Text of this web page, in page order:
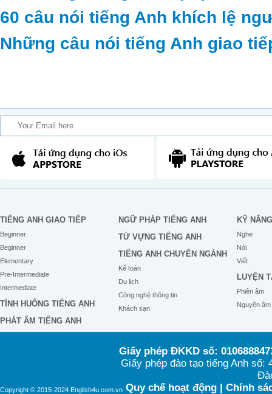
60 câu nói tiếng Anh khích lệ
Những câu nói tiếng Anh giao
TIẾNG ANH GIAO TIẾP
Beginner
Beginner
Elementary
Pre-Intermediate
Intermediate
TÌNH HUỐNG TIẾNG ANH
PHÁT ÂM TIẾNG ANH
NGỮ PHÁP TIẾNG ANH
TỪ VỰNG TIẾNG ANH
TIẾNG ANH CHUYÊN NGÀNH
Kế toán
Du lịch
Công nghệ thông tin
Khách sạn
KỸ NĂNG
Nghe
Nói
Viết
LUYỆN
Phiên âm
Nguyên âm
Copyright © 2015-2024 English4u.com.vn
Giấy phép ĐKKD số:
Giấy phép đào tạo tiếng Anh
Quy chế hoạt động| Chính